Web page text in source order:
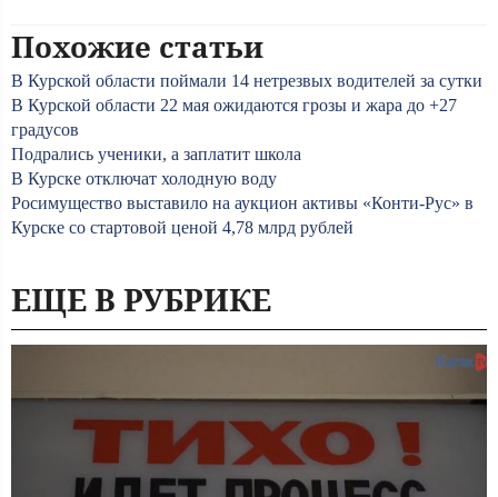
Похожие статьи
В Курской области поймали 14 нетрезвых водителей за сутки
В Курской области 22 мая ожидаются грозы и жара до +27
градусов
Подрались ученики, а заплатит школа
В Курске отключат холодную воду
Росимущество выставило на аукцион активы «Конти-Рус» в
Курске со стартовой ценой 4,78 млрд рублей
ЕЩЕ В РУБРИКЕ